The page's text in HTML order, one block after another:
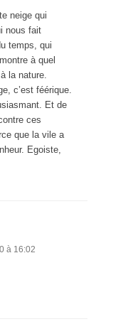
neige qui
nous fait
temps, qui
à quel
la nature.
c’est féérique.
Et de
ces
que la vile a
Egoiste,
à 16:02